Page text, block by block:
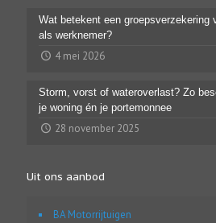
Wat betekent een groepsverzekering
als werknemer?
4 mei 2026
Storm, vorst of wateroverlast? Zo
je woning én je portemonnee
28 november 2025
Uit ons aanbod
BA Motorrijtuigen